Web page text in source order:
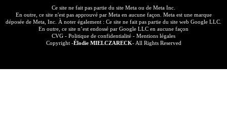
Ce site ne fait pas partie du site Meta ou de Meta Inc.
En outre, ce site n'est pas approuvé par Meta en aucune façon. Meta est une marque
déposée de Meta, Inc. À noter également : Ce site ne fait pas partie du site web Google LLC.
En outre, ce site n’est endossé par Google LLC en aucune façon
CVG - Politique de confidentialité - Mentions légales
Copyright -Élodie MIELCZARECK- All Rights Reserved